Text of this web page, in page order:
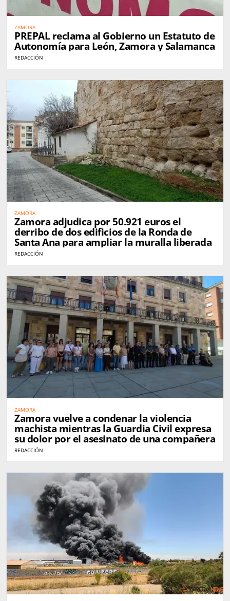
ZAMORA
PREPAL reclama al Gobierno un Estatuto de
Autonomía para León, Zamora y Salamanca
REDACCIÓN
ZAMORA
Zamora adjudica por 50.921 euros el
derribo de dos edificios de la Ronda de
Santa Ana para ampliar la muralla liberada
REDACCIÓN
ZAMORA
Zamora vuelve a condenar la violencia
machista mientras la Guardia Civil expresa
su dolor por el asesinato de una compañera
REDACCIÓN